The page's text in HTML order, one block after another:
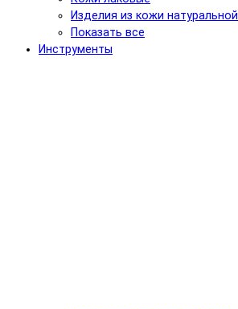
Изделия из кожи натуральной
Показать все
Инструменты